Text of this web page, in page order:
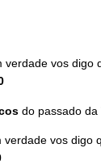
vos
do passado da
vos